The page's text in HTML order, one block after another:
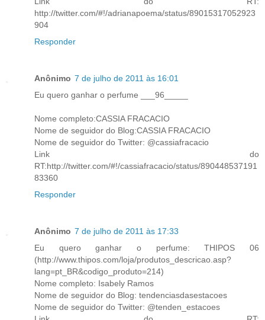
http://twitter.com/#!/adrianapoema/status/89015317052923
904
Responder
Anônimo 7 de julho de 2011 às 16:01
Eu quero ganhar o perfume ___96_____
Nome completo:CASSIA FRACACIO
Nome de seguidor do Blog:CASSIA FRACACIO
Nome de seguidor do Twitter: @cassiafracacio
Link do
RT:http://twitter.com/#!/cassiafracacio/status/890448537191
83360
Responder
Anônimo 7 de julho de 2011 às 17:33
Eu quero ganhar o perfume: THIPOS 06
(http://www.thipos.com/loja/produtos_descricao.asp?
lang=pt_BR&codigo_produto=214)
Nome completo: Isabely Ramos
Nome de seguidor do Blog: tendenciasdasestacoes
Nome de seguidor do Twitter: @tenden_estacoes